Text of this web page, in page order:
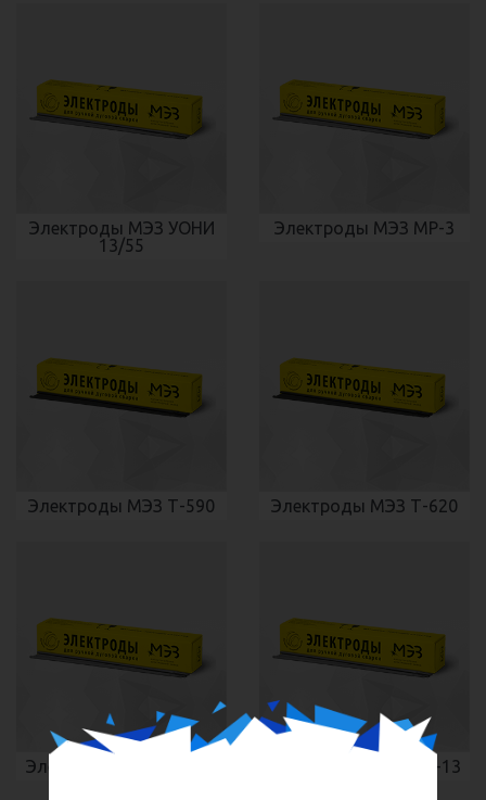
Электроды МЭЗ УОНИ
13/55
Электроды МЭЗ МР-3
Электроды МЭЗ Т-590 Электроды МЭЗ Т-620
Электроды МЭЗ ЦЛ-11 Электроды МЭЗ НЖ-13